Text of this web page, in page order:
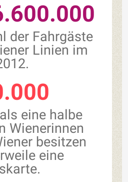
der Fahrgäste
Linien im
eine halbe
Wienerinnen
besitzen
eine